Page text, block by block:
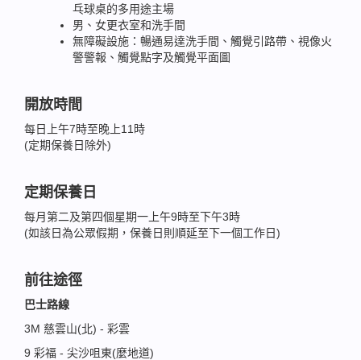
乓球桌的多用途主場
男、女更衣室和洗手間
無障礙設施：暢通易達洗手間、觸覺引路帶、視像火
警警報、觸覺點字及觸覺平面圖
開放時間
每日上午7時至晚上11時
(定期保養日除外)
定期保養日
每月第二及第四個星期一上午9時至下午3時
(如該日為公眾假期，保養日則順延至下一個工作日)
前往途徑
巴士路線
3M 慈雲山(北) - 彩雲
9 彩福 - 尖沙咀東(麼地道)